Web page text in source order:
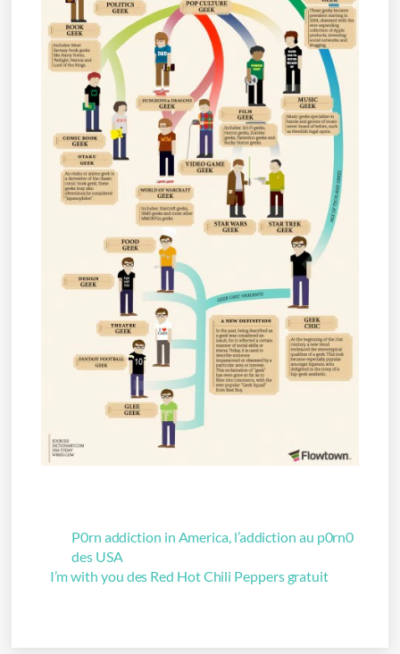
P0rn addiction in America, l’addiction au p0rn0
des USA
I’m with you des Red Hot Chili Peppers gratuit